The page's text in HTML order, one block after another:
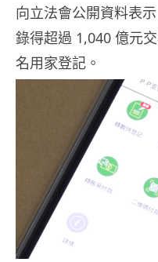
向立法會公開資料表
錄得超過 1,040 億元
名用家登記。